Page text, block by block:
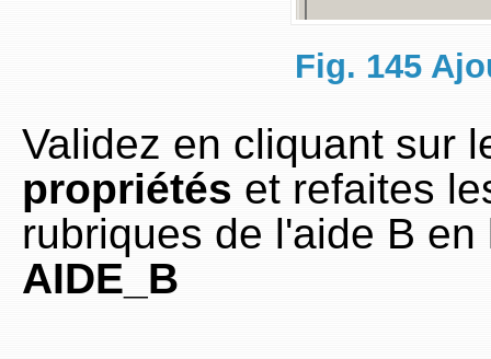
Fig. 145
Validez en cliquant sur
propriétés et refaites
rubriques de l'aide B
AIDE_B